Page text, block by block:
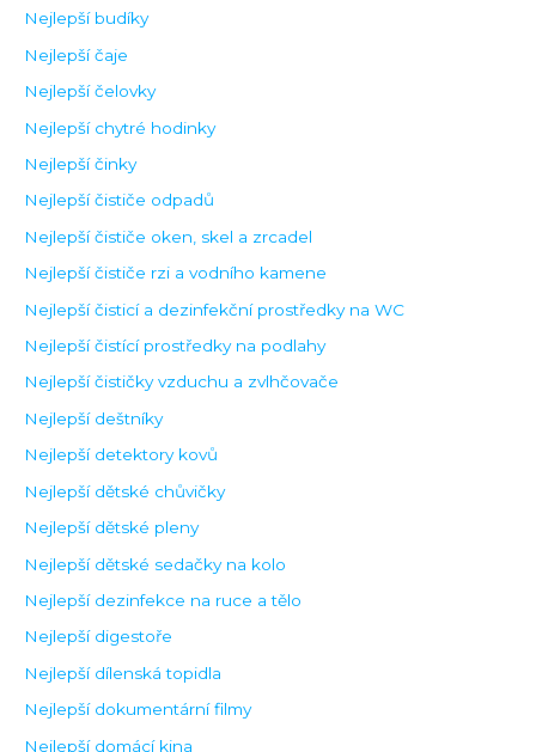
Nejlepší budíky
Nejlepší čaje
Nejlepší čelovky
Nejlepší chytré hodinky
Nejlepší činky
Nejlepší čističe odpadů
Nejlepší čističe oken, skel a zrcadel
Nejlepší čističe rzi a vodního kamene
Nejlepší čisticí a dezinfekční prostředky na WC
Nejlepší čistící prostředky na podlahy
Nejlepší čističky vzduchu a zvlhčovače
Nejlepší deštníky
Nejlepší detektory kovů
Nejlepší dětské chůvičky
Nejlepší dětské pleny
Nejlepší dětské sedačky na kolo
Nejlepší dezinfekce na ruce a tělo
Nejlepší digestoře
Nejlepší dílenská topidla
Nejlepší dokumentární filmy
Nejlepší domácí kina